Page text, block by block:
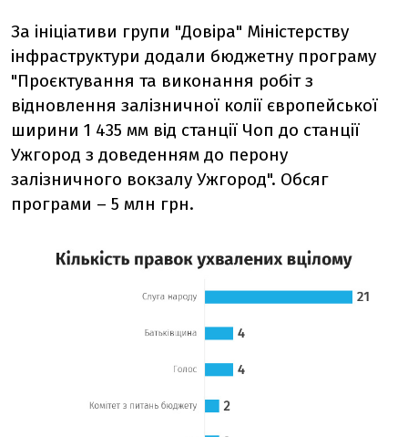
За ініціативи групи "Довіра" Міністерству
інфраструктури додали бюджетну програму
"Проєктування та виконання робіт з
відновлення залізничної колії європейської
ширини 1 435 мм від станції Чоп до станції
Ужгород з доведенням до перону
залізничного вокзалу Ужгород". Обсяг
програми – 5 млн грн.